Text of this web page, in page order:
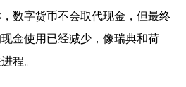
数字货币不会取代现金，但最终
金使用已经减少，像瑞典和荷
程。